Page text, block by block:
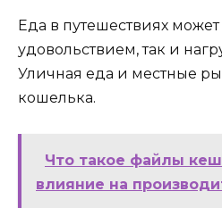
Еда в путешествиях может
удовольствием, так и
Уличная еда и местные
кошелька.
Что такое файлы
влияние на